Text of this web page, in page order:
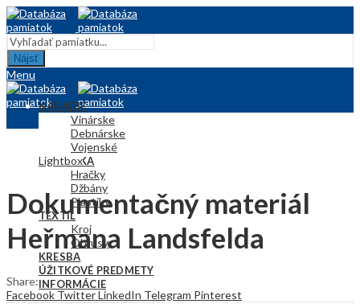
Nájsť
Menu
NÁRADIE
Vinárske
Debnárske
Vojenské
KERAMIKA
Hračky
Džbány
Plastiky
TEXTIL
Kroj
Obrusy
KRESBA
ÚŽITKOVÉ PREDMETY
INFORMÁCIE
Lightbox
Dokumentačný materiál
Heřmana Landsfelda
Share:
Facebook TwitterLinkedIn Telegram Pinterest